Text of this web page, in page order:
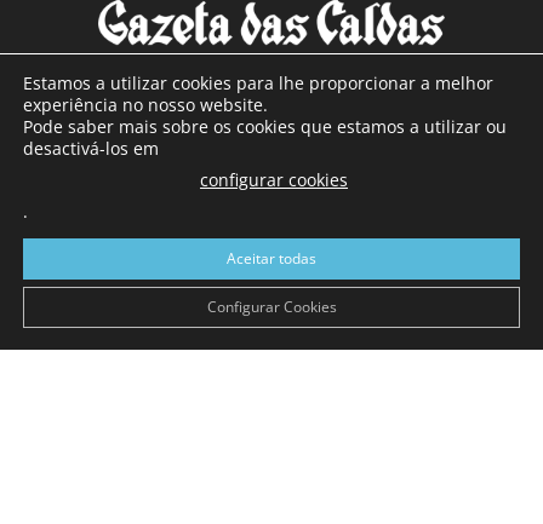
SOBRE NÓS
Com sede nas Caldas da Rainha e mais de 90 anos de
a sul de distrito de Leiria, com mais de 40.000 leitores por
toda a região Oeste. Jornal com distribuição em Portugal
Continental e assinatura online.
Estamos a utilizar cookies para lhe proporcionar a melhor
experiência no nosso website.
Pode saber mais sobre os cookies que estamos a utilizar ou
desactivá-los em
configurar cookies
.
Aceitar todas
Configurar Cookies